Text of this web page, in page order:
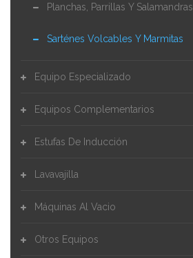
Planchas, Parrillas Y Salamandras
Sarténes Volcables Y Marmitas
Equipo Especializado
Equipos Complementarios
Estufas De Inducción
Lavavajilla
Máquinas Al Vacio
Otros Equipos